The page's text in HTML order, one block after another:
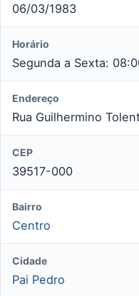
06/03/1983
Horário
Segunda a Sexta:
Endereço
Rua Guilhermino
CEP
39517-000
Bairro
Centro
Cidade
Pai Pedro